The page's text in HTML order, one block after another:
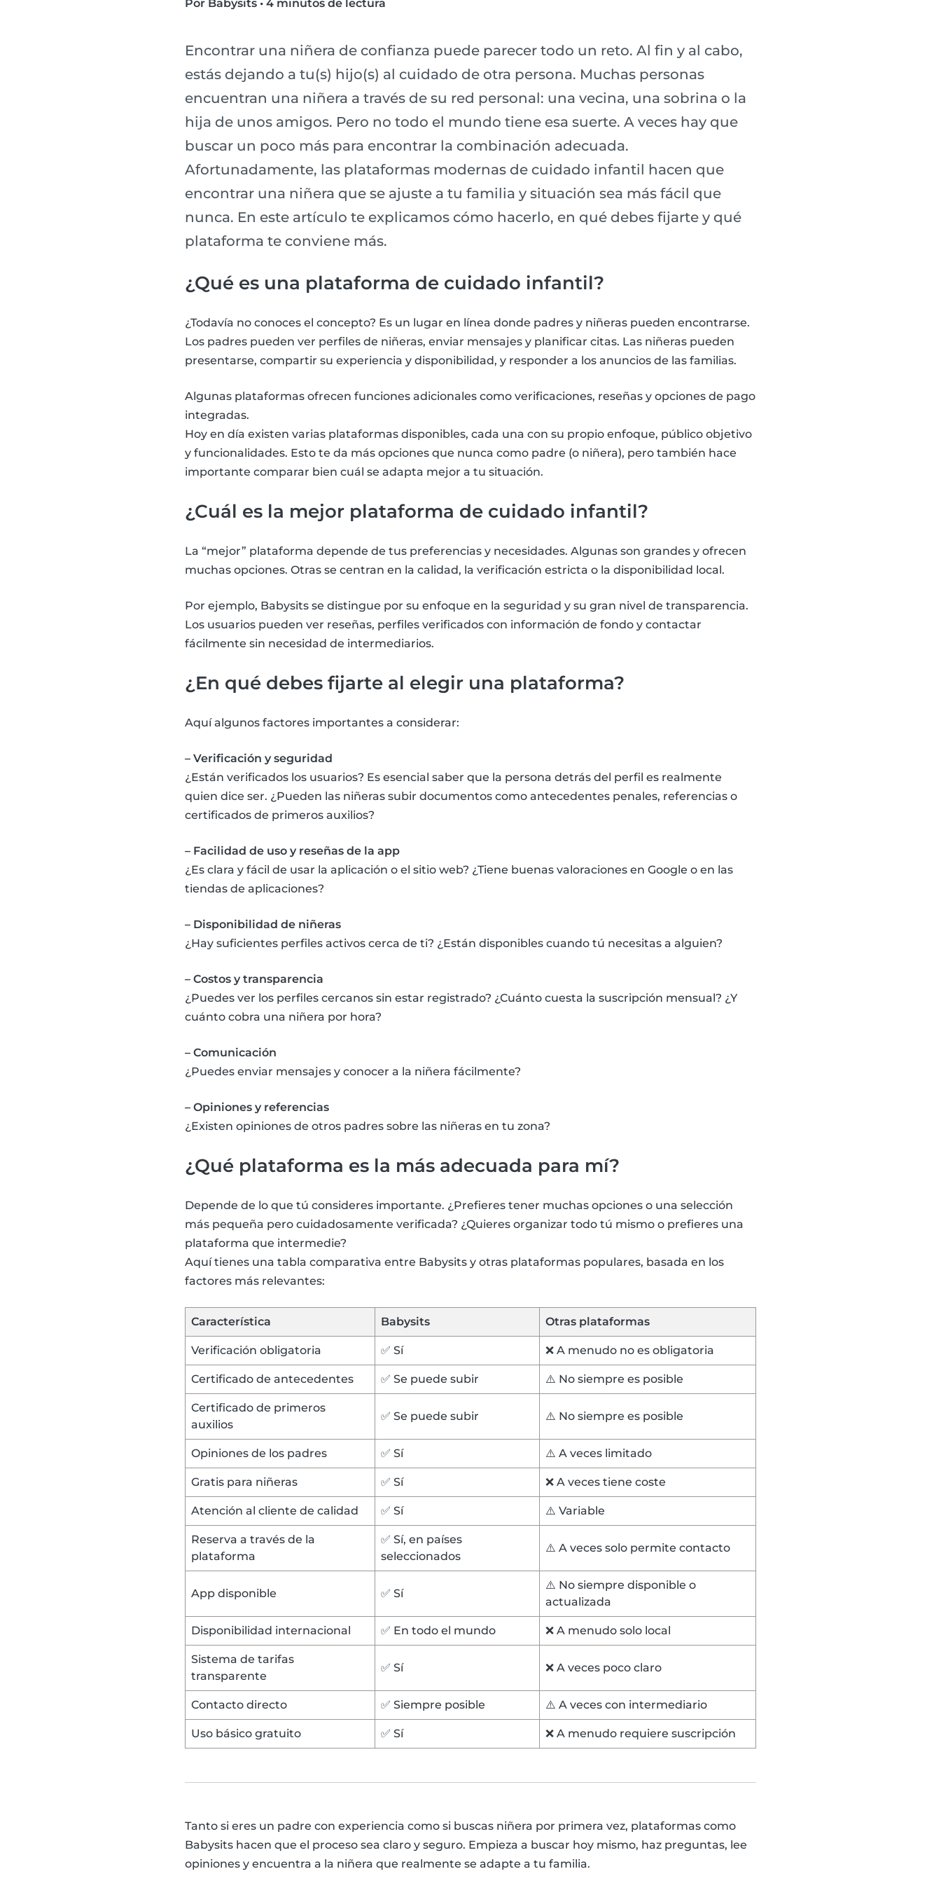
Por Babysits • 4 minutos de lectura
Encontrar una niñera de confianza puede parecer todo un reto. Al fin y al cabo,
estás dejando a tu(s) hijo(s) al cuidado de otra persona. Muchas personas
encuentran una niñera a través de su red personal: una vecina, una sobrina o la
hija de unos amigos. Pero no todo el mundo tiene esa suerte. A veces hay que
buscar un poco más para encontrar la combinación adecuada.
Afortunadamente, las plataformas modernas de cuidado infantil hacen que
encontrar una niñera que se ajuste a tu familia y situación sea más fácil que
nunca. En este artículo te explicamos cómo hacerlo, en qué debes fijarte y qué
plataforma te conviene más.
¿Qué es una plataforma de cuidado infantil?
¿Todavía no conoces el concepto? Es un lugar en línea donde padres y niñeras pueden encontrarse.
Los padres pueden ver perfiles de niñeras, enviar mensajes y planificar citas. Las niñeras pueden
presentarse, compartir su experiencia y disponibilidad, y responder a los anuncios de las familias.
Algunas plataformas ofrecen funciones adicionales como verificaciones, reseñas y opciones de pago
integradas.
Hoy en día existen varias plataformas disponibles, cada una con su propio enfoque, público objetivo
y funcionalidades. Esto te da más opciones que nunca como padre (o niñera), pero también hace
importante comparar bien cuál se adapta mejor a tu situación.
¿Cuál es la mejor plataforma de cuidado infantil?
La “mejor” plataforma depende de tus preferencias y necesidades. Algunas son grandes y ofrecen
muchas opciones. Otras se centran en la calidad, la verificación estricta o la disponibilidad local.
Por ejemplo, Babysits se distingue por su enfoque en la seguridad y su gran nivel de transparencia.
Los usuarios pueden ver reseñas, perfiles verificados con información de fondo y contactar
fácilmente sin necesidad de intermediarios.
¿En qué debes fijarte al elegir una plataforma?
Aquí algunos factores importantes a considerar:
– Verificación y seguridad
¿Están verificados los usuarios? Es esencial saber que la persona detrás del perfil es realmente
quien dice ser. ¿Pueden las niñeras subir documentos como antecedentes penales, referencias o
certificados de primeros auxilios?
– Facilidad de uso y reseñas de la app
¿Es clara y fácil de usar la aplicación o el sitio web? ¿Tiene buenas valoraciones en Google o en las
tiendas de aplicaciones?
– Disponibilidad de niñeras
¿Hay suficientes perfiles activos cerca de ti? ¿Están disponibles cuando tú necesitas a alguien?
– Costos y transparencia
¿Puedes ver los perfiles cercanos sin estar registrado? ¿Cuánto cuesta la suscripción mensual? ¿Y
cuánto cobra una niñera por hora?
– Comunicación
¿Puedes enviar mensajes y conocer a la niñera fácilmente?
– Opiniones y referencias
¿Existen opiniones de otros padres sobre las niñeras en tu zona?
¿Qué plataforma es la más adecuada para mí?
Depende de lo que tú consideres importante. ¿Prefieres tener muchas opciones o una selección
más pequeña pero cuidadosamente verificada? ¿Quieres organizar todo tú mismo o prefieres una
plataforma que intermedie?
Aquí tienes una tabla comparativa entre Babysits y otras plataformas populares, basada en los
factores más relevantes:
Característica Babysits Otras plataformas
Verificación obligatoria ✅ Sí ❌ A menudo no es obligatoria
Certificado de antecedentes ✅ Se puede subir ⚠️ No siempre es posible
Certificado de primeros
auxilios
✅ Se puede subir ⚠️ No siempre es posible
Opiniones de los padres ✅ Sí ⚠️ A veces limitado
Gratis para niñeras ✅ Sí ❌ A veces tiene coste
Atención al cliente de calidad ✅ Sí ⚠️ Variable
Reserva a través de la
plataforma
✅ Sí, en países
seleccionados
⚠️ A veces solo permite contacto
App disponible ✅ Sí
⚠️ No siempre disponible o
actualizada
Disponibilidad internacional ✅ En todo el mundo ❌ A menudo solo local
Sistema de tarifas
transparente
✅ Sí ❌ A veces poco claro
Contacto directo ✅ Siempre posible ⚠️ A veces con intermediario
Uso básico gratuito ✅ Sí ❌ A menudo requiere suscripción
Tanto si eres un padre con experiencia como si buscas niñera por primera vez, plataformas como
Babysits hacen que el proceso sea claro y seguro. Empieza a buscar hoy mismo, haz preguntas, lee
opiniones y encuentra a la niñera que realmente se adapte a tu familia.